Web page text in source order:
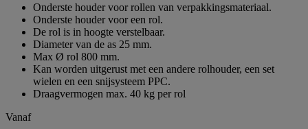
sterren.
Onderste houder voor rollen van verpakkingsmateriaal.
Onderste houder voor een rol.
De rol is in hoogte verstelbaar.
Diameter van de as 25 mm.
Max Ø rol 800 mm.
Kan worden uitgerust met een andere rolhouder, een set
wielen en een snijsysteem PPC.
Draagvermogen max. 40 kg per rol
Vanaf